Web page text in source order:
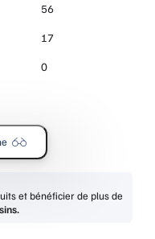
56
17
0
et bénéficier de plus de